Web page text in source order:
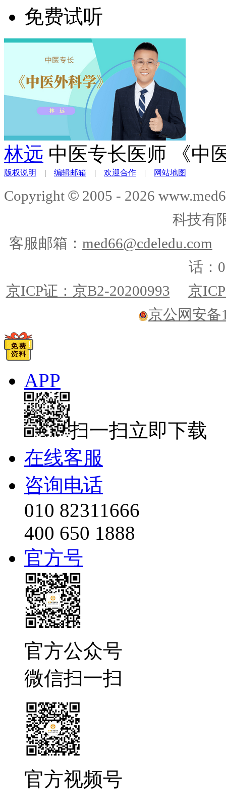
免费试听
林远 中医专长医师 《中
版权说明 | 编辑邮箱 | 欢迎合作 | 网站地图
Copyright © 2005 - 2026
科技有
客服邮箱： med66@cdeledu.com
话：
京ICP证：京B2-20200993
京
京公网安备
APP
扫一扫立即下载
在线客服
咨询电话
010 82311666
400 650 1888
官方号
官方公众号
微信扫一扫
官方视频号